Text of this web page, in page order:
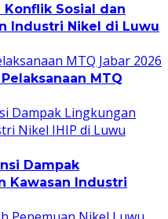
Sosial dan
Industri Nikel di Luwu
MTQ
Dampak
Kawasan Industri